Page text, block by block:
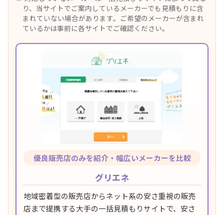
り、当サイトでご案内しているメーカーでも見積もりに含
まれていない場合があります。ご希望のメーカーが含まれ
ているかは事前に各サイトでご確認ください。
優良販売店のみを紹介・幅広いメーカーを比較
グリエネ
地域密着型の販売店からネット系の安さ重視の販売
店まで提携する大手の一括見積もりサイトで、安さ